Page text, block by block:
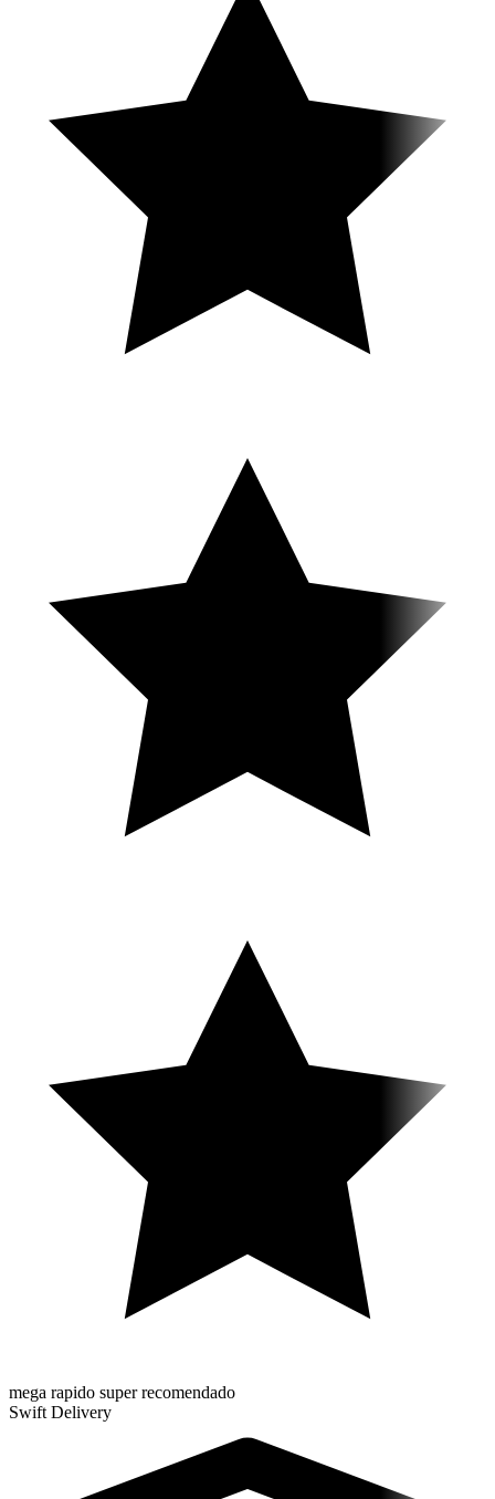
mega rapido super recomendado
Swift Delivery